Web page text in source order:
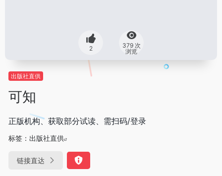
2
379 次
浏览
出版社直供
可知
正版机构、获取部分试读、需扫码/登录
标签： 出版社直供
链接直达